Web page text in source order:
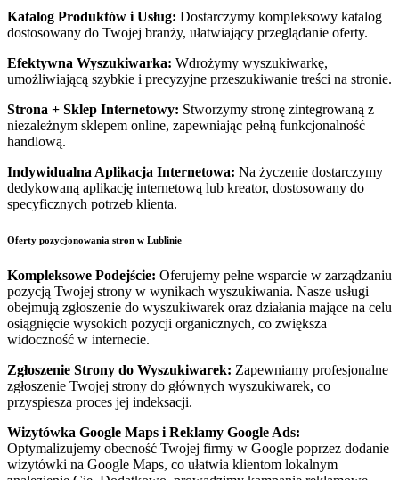
Katalog Produktów i Usług: Dostarczymy kompleksowy katalog
dostosowany do Twojej branży, ułatwiający przeglądanie oferty.
Efektywna Wyszukiwarka: Wdrożymy wyszukiwarkę,
umożliwiającą szybkie i precyzyjne przeszukiwanie treści na stronie.
Strona + Sklep Internetowy: Stworzymy stronę zintegrowaną z
niezależnym sklepem online, zapewniając pełną funkcjonalność
handlową.
Indywidualna Aplikacja Internetowa: Na życzenie dostarczymy
dedykowaną aplikację internetową lub kreator, dostosowany do
specyficznych potrzeb klienta.
Oferty pozycjonowania stron w Lublinie
Kompleksowe Podejście: Oferujemy pełne wsparcie w zarządzaniu
pozycją Twojej strony w wynikach wyszukiwania. Nasze usługi
obejmują zgłoszenie do wyszukiwarek oraz działania mające na celu
osiągnięcie wysokich pozycji organicznych, co zwiększa
widoczność w internecie.
Zgłoszenie Strony do Wyszukiwarek: Zapewniamy profesjonalne
zgłoszenie Twojej strony do głównych wyszukiwarek, co
przyspiesza proces jej indeksacji.
Wizytówka Google Maps i Reklamy Google Ads:
Optymalizujemy obecność Twojej firmy w Google poprzez dodanie
wizytówki na Google Maps, co ułatwia klientom lokalnym